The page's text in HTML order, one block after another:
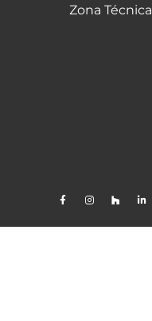
Zona Técnica